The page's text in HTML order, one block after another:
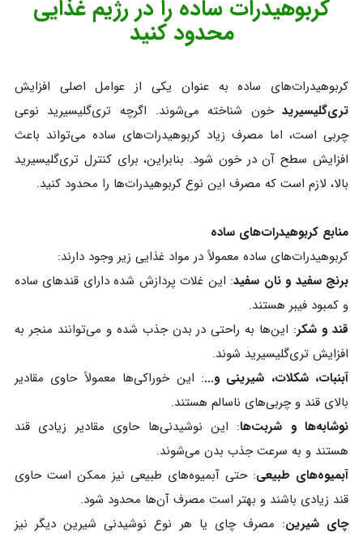
کربوهیدرات ساده را در رژیم غذایی
محدود کنید
کربوهیدرات‌های ساده به عنوان یکی از عوامل اصلی افزایش
تری‌گلیسیریدخون شناخته می‌شوند. اگرچه تری‌گلیسیرید نوعی
چربی است، اما مصرف زیاد کربوهیدرات‌های ساده می‌تواند باعث
افزایش سطح آن در خون شود. بنابراین، برای کنترل تری‌گلیسیرید
بالا، لازم است که مصرف این نوع کربوهیدرات‌ها را محدود کنید.
منابع کربوهیدرات‌های ساده
کربوهیدرات‌های ساده معمولاً در مواد غذایی زیر وجود دارند:
برنج سفید و نان سفید: این غلات پردازش شده دارای قندهای ساده
و کمبود فیبر هستند.
قند و شکر: این‌ها به راحتی در بدن جذب شده و می‌توانند منجر به
افزایش تری‌گلیسیرید شوند.
آبنبات، شکلات، شیرینی و...: این خوراکی‌ها معمولاً حاوی مقادیر
بالای قند و چربی‌های ناسالم هستند.
نوشابه‌ها و شربت‌ها: این نوشیدنی‌ها حاوی مقادیر زیادی قند
هستند و به سرعت جذب بدن می‌شوند.
آبمیوه‌های طبیعی: حتی آبمیوه‌های طبیعی نیز ممکن است حاوی
قند زیادی باشند و بهتر است مصرف آن‌ها محدود شود.
چای شیرین: مصرف چای یا هر نوع نوشیدنی شیرین دیگر نیز